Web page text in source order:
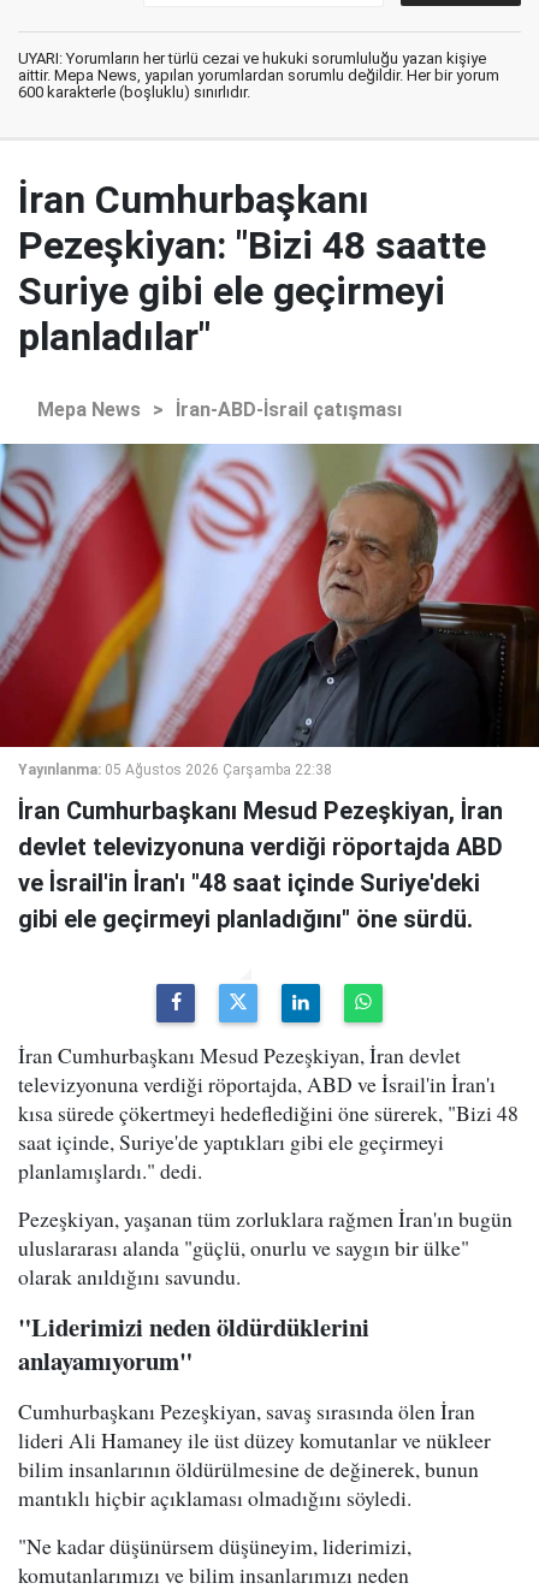
UYARI: Yorumların her türlü cezai ve hukuki sorumluluğu yazan kişiye
aittir. Mepa News, yapılan yorumlardan sorumlu değildir. Her bir yorum
600 karakterle (boşluklu) sınırlıdır.
İran Cumhurbaşkanı
Pezeşkiyan: "Bizi 48 saatte
Suriye gibi ele geçirmeyi
planladılar"
Mepa News > İran-ABD-İsrail çatışması
Yayınlanma: 05 Ağustos 2026 Çarşamba 22:38
İran Cumhurbaşkanı Mesud Pezeşkiyan, İran
devlet televizyonuna verdiği röportajda ABD
ve İsrail'in İran'ı "48 saat içinde Suriye'deki
gibi ele geçirmeyi planladığını" öne sürdü.
İran Cumhurbaşkanı Mesud Pezeşkiyan, İran devlet
televizyonuna verdiği röportajda, ABD ve İsrail'in İran'ı
kısa sürede çökertmeyi hedeflediğini öne sürerek, "Bizi 48
saat içinde, Suriye'de yaptıkları gibi ele geçirmeyi
planlamışlardı." dedi.
Pezeşkiyan, yaşanan tüm zorluklara rağmen İran'ın bugün
uluslararası alanda "güçlü, onurlu ve saygın bir ülke"
olarak anıldığını savundu.
"Liderimizi neden öldürdüklerini
anlayamıyorum"
Cumhurbaşkanı Pezeşkiyan, savaş sırasında ölen İran
lideri Ali Hamaney ile üst düzey komutanlar ve nükleer
bilim insanlarının öldürülmesine de değinerek, bunun
mantıklı hiçbir açıklaması olmadığını söyledi.
"Ne kadar düşünürsem düşüneyim, liderimizi,
komutanlarımızı ve bilim insanlarımızı neden